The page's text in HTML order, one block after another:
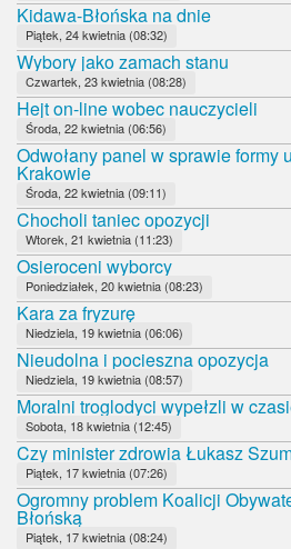
Kidawa-Błońska na dnie
Piątek, 24 kwietnia (08:32)
Wybory jako zamach stanu
Czwartek, 23 kwietnia (08:28)
Hejt on-line wobec nauczycieli
Środa, 22 kwietnia (06:56)
Odwołany panel w sprawie formy
Krakowie
Środa, 22 kwietnia (09:11)
Chocholi taniec opozycji
Wtorek, 21 kwietnia (11:23)
Osieroceni wyborcy
Poniedziałek, 20 kwietnia (08:23)
Kara za fryzurę
Niedziela, 19 kwietnia (06:06)
Nieudolna i pocieszna opozycja
Niedziela, 19 kwietnia (08:57)
Moralni troglodyci wypełzli w
Sobota, 18 kwietnia (12:45)
Czy minister zdrowia Łukasz
Piątek, 17 kwietnia (07:26)
Ogromny problem Koalicji
Błońską
Piątek, 17 kwietnia (08:24)